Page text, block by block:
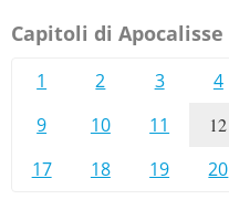
Capitoli di Apocalisse
1 2 3 4
9
10 11 12
17
18 19 20